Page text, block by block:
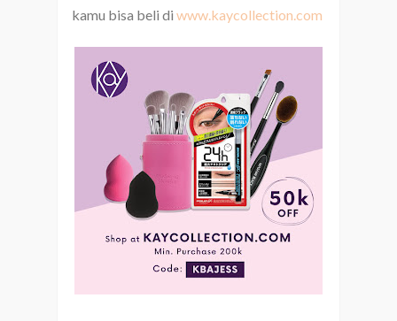
kamu bisa beli di www.kaycollection.com